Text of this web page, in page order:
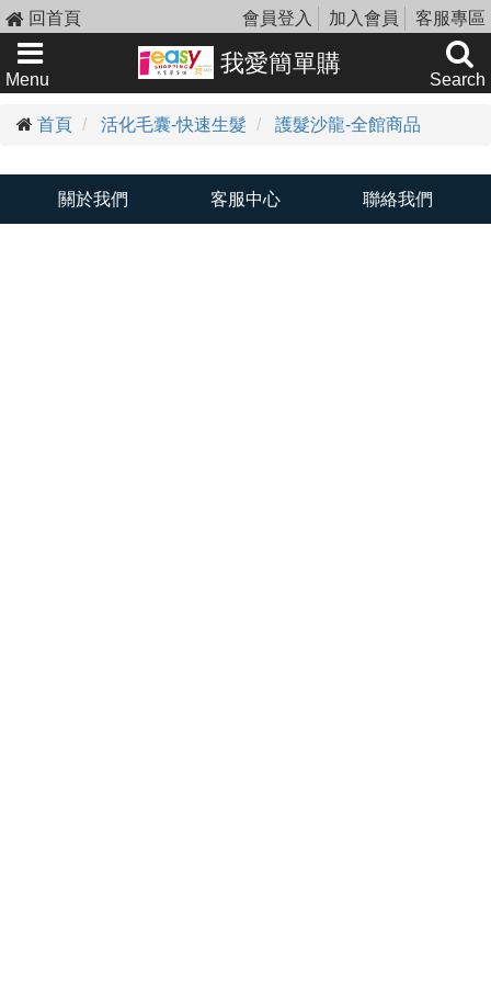
回首頁 會員登入 加入會員 客服專區
Menu
我愛簡單購
Search
首頁 活化毛囊-快速生髮 護髮沙龍-全館商品
關於我們 客服中心 聯絡我們